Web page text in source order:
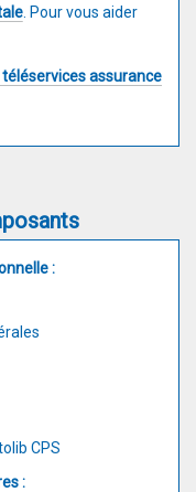
. Pour vous aider
assurance
:
CPS
: